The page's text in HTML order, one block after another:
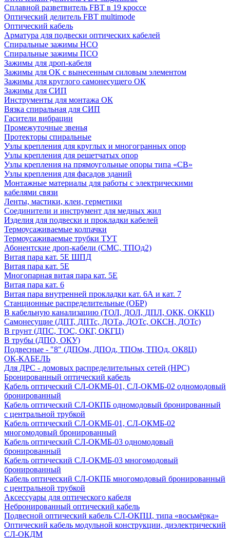
Сплавной разветвитель FBT в 19 кроссе
Оптический делитель FBT multimode
Оптический кабель
Арматура для подвески оптических кабелей
Спиральные зажимы НСО
Спиральные зажимы ПСО
Зажимы для дроп-кабеля
Зажимы для ОК с вынесенным силовым элементом
Зажимы для круглого самонесущего ОК
Зажимы для СИП
Инструменты для монтажа ОК
Вязка спиральная для СИП
Гасители вибрации
Промежуточные звенья
Протекторы спиральные
Узлы крепления для круглых и многогранных опор
Узлы крепления для решетчатых опор
Узлы крепления на прямоугольные опоры типа «СВ»
Узлы крепления для фасадов зданий
Монтажные материалы для работы с электрическими
кабелями связи
Ленты, мастики, клеи, герметики
Соединители и инструмент для медных жил
Изделия для подвески и прокладки кабелей
Термоусаживаемые колпачки
Термоусаживаемые трубки ТУТ
Абонентские дроп-кабели (СМС, ТПОд2)
Витая пара кат. 5Е ШПД
Витая пара кат. 5Е
Многопарная витая пара кат. 5E
Витая пара кат. 6
Витая пара внутренней прокладки кат. 6А и кат. 7
Станционные распределительные (ОБР)
В кабельную канализацию (ТОЛ, ДОЛ, ДПЛ, ОКК, ОККЦ)
Самонесущие (ДПТ, ДПТс, ДОТа, ДОТс, ОКСН, ДОТс)
В грунт (ДПС, ТОС, ОКГ, ОКГЦ)
В трубы (ДПО, ОКУ)
Подвесные - "8" (ДПОм, ДПОд, ТПОм, ТПОд, ОК8Ц)
ОК-КАБЕЛЬ
Для ДРС - домовых распределительных сетей (НРС)
Бронированный оптический кабель
Кабель оптический СЛ-ОКМБ-01, СЛ-ОКМБ-02 одномодовый
бронированный
Кабель оптический СЛ-ОКПБ одномодовый бронированный
с центральной трубкой
Кабель оптический СЛ-ОКМБ-01, СЛ-ОКМБ-02
многомодовый бронированный
Кабель оптический СЛ-ОКМБ-03 одномодовый
бронированный
Кабель оптический СЛ-ОКМБ-03 многомодовый
бронированный
Кабель оптический СЛ-ОКПБ многомодовый бронированный
с центральной трубкой
Аксессуары для оптического кабеля
Небронированный оптический кабель
Подвесной оптический кабель СЛ-ОКПЦ, типа «восьмёрка»
Оптический кабель модульной конструкции, диэлектрический
СЛ-ОКДМ